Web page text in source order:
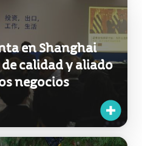
en Shanghai
calidad y aliado
negocios